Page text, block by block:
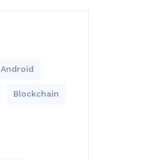
Android
Blockchain